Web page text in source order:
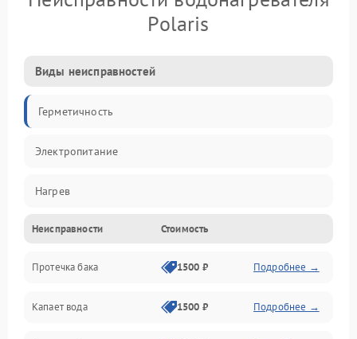
Polaris
Виды неисправностей
Герметичность
Электропитание
Нагрев
Датчики
Механика
Неисправности Стоимость
Протечка бака 1500 ₽ Подробнее →
Капает вода 1500 ₽ Подробнее →